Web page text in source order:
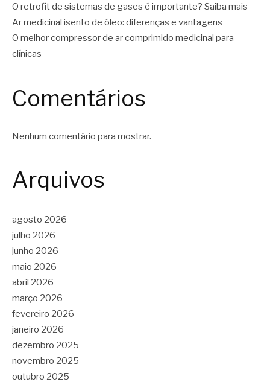
O retrofit de sistemas de gases é importante? Saiba mais
Ar medicinal isento de óleo: diferenças e vantagens
O melhor compressor de ar comprimido medicinal para
clínicas
Comentários
Nenhum comentário para mostrar.
Arquivos
agosto 2026
julho 2026
junho 2026
maio 2026
abril 2026
março 2026
fevereiro 2026
janeiro 2026
dezembro 2025
novembro 2025
outubro 2025